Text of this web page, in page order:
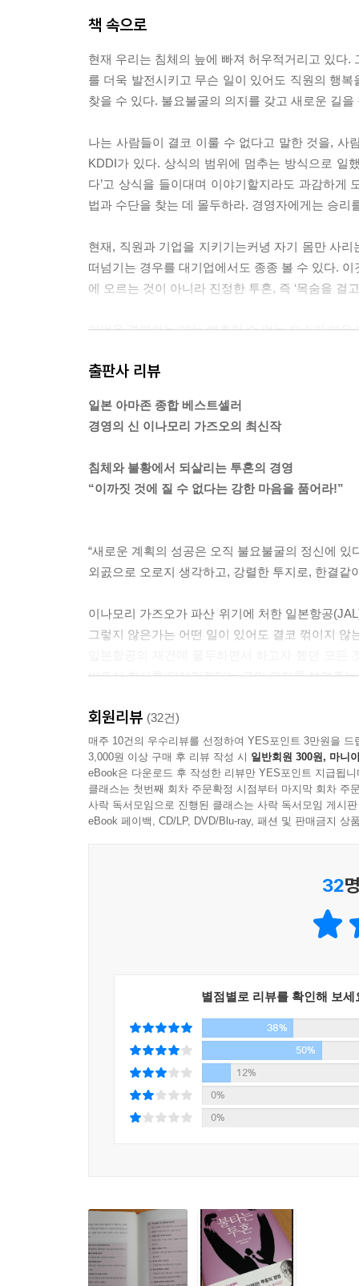
책 속으로
현재 우리는 침체의 늪에 빠져 허우적거리고 있다
를 더욱 발전시키고 무슨 일이 있어도 직원의 행
찾을 수 있다. 불요불굴의 의지를 갖고 새로운 길
나는 사람들이 결코 이룰 수 없다고 말한 것을, 사
KDDI가 있다. 상식의 범위에 멈추는 방식으로 일
다’고 상식을 들이대며 이야기할지라도 과감하
법과 수단을 찾는 데 몰두하라. 경영자에게는 승
현재, 직원과 기업을 지키기는커녕 자기 몸만 사
떠넘기는 경우를 대기업에서도 종종 볼 수 있다.
에 오르는 것이 아니라 진정한 투혼, 즉 ‘목숨을 걸
기업을 경영하는 데는 예측할 수 없는 요소가 매
직원들에게 지속적으로 공표해 회사의 방향을 목
나는 그러한 경험에서 불황은 성장의 기회임을
내에 만들어졌다. 그러한 모범이 많을수록 기업
출판사 리뷰
일본 아마존 종합 베스트셀러
경영의 신 이나모리 가즈오의 최신작
침체와 불황에서 되살리는 투혼의 경영
“이까짓 것에 질 수 없다는 강한 마음을 품어라!”
“새로운 계획의 성공은 오직 불요불굴의 정신에 있
외곬으로 오로지 생각하고, 강렬한 투지로, 한결같
이나모리 가즈오가 파산 위기에 처한 일본항공
그렇지 않은가는 어떤 일이 있어도 결코 꺾이지
반드시 회사를 되살리겠다는 그의 의지를 보여주
살아온 경험을 돌이키며 경영과 경영자의 자세를
전가하는 경영자들이 많다고 일침을 가한다. 또한
필요한 것은 어떤 장해도 극복해내고자 하는 불요
그는 어떤 곤경에 처한 기업이라도 전 직원이 투
모색해간다면 난관을 극복하고 발전할 수 있으며
비전을 높게 설정해야 하며, 비즈니스 환경이 악
한다”고 단언한다. 중소기업, 중견기업, 대기업
기회임을 상기시키고 이까짓 것에 질 수 없다는
왜 불타는 투혼이 필요한가
이나모리 가즈오는 스물일곱의 나이로 창업해
자리매김했다. 또한 위기에 몰린 일본항공의 경
번도 적자를 내지 않은 경영자, 경영의 신으로
중소기업으로 출발했다. 맨주먹으로 창업한 그는
그는 창업 이후 지금까지 54년간에 걸쳐 단 한 번
경쟁에서 승리하기 위해 경영자는 격투기 선수
수 있을 리가 없다’고 상식을 들이대며 이야기할
맞서는 격렬한 투지가 필요하다고 강조하고 있다.
그는 투혼을 강조하는 한편, 그 투혼이 경영자만
회원리뷰 (32건)
매주 10건의 우수리뷰를 선정하여 YES포인트 3만원을 드
3,000원 이상 구매 후 리뷰 작성 시 일반회원 300원, 마니
eBook은 다운로드 후 작성한 리뷰만 YES포인트 지급됩니
클래스는 첫번째 회차 주문확정 시점부터 마지막 회차 주
사락 독서모임으로 진행된 클래스는 사락 독서모임 게시
eBook 페이백, CD/LP, DVD/Blu-ray, 패션 및 판매금지 상
32
별점별로 리뷰를 확인해 보세
38%
50%
12%
0%
0%